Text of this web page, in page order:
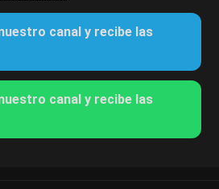
canal y recibe las
canal y recibe las